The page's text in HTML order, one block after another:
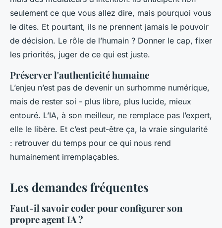
seulement ce que vous allez dire, mais pourquoi vous
le dites. Et pourtant, ils ne prennent jamais le pouvoir
de décision. Le rôle de l’humain ? Donner le cap, fixer
les priorités, juger de ce qui est juste.
Préserver l'authenticité humaine
L’enjeu n’est pas de devenir un surhomme numérique,
mais de rester soi - plus libre, plus lucide, mieux
entouré. L’IA, à son meilleur, ne remplace pas l’expert,
elle le libère. Et c’est peut-être ça, la vraie singularité
: retrouver du temps pour ce qui nous rend
humainement irremplaçables.
Les demandes fréquentes
Faut-il savoir coder pour configurer son
propre agent IA ?